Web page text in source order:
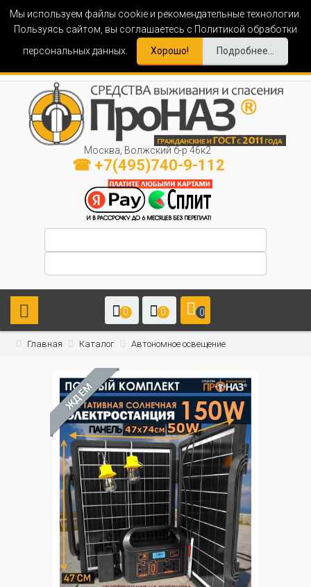
Мы используем файлы cookie и рекомендательные технологии.
Пользуясь сайтом, вы соглашаетесь с Политикой обработки
персональных данных.
Хорошо! Подробнее...
Москва, Волжский б-р 46к2
☎ +7(495)740-9-112
0 0 0
Главная Каталог Автономное освещение
ЖДЁМ